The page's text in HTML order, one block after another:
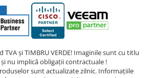
și TIMBRU VERDE! Imaginile sunt cu titlu
nu implică obligații contractuale !
sunt actualizate zilnic. Informațiile